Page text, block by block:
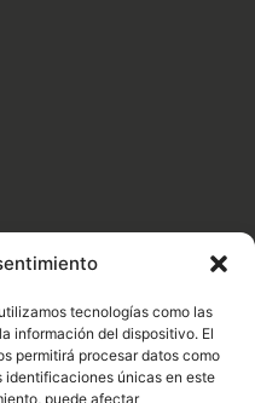
tecnologías como las
información del dispositivo. El
permitirá procesar datos como
identificaciones únicas en este
puede afectar